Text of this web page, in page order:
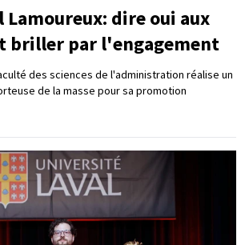
Lamoureux: dire oui aux
briller par l'engagement
des sciences de l'administration réalise un
de la masse pour sa promotion